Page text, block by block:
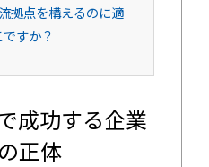
拠点を構えるのに適
すか？
成功する企業
正体